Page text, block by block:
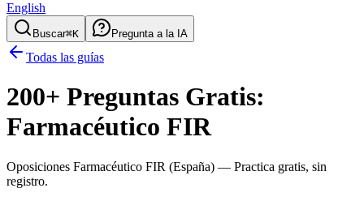
English
Buscar⌘K Pregunta a la IA
Todas las guías
200+ Preguntas Gratis:
Farmacéutico FIR
Oposiciones Farmacéutico FIR (España) — Practica gratis, sin
registro.